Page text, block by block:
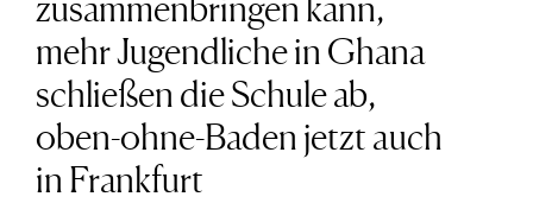
mehr Jugendliche in Ghana
schließen die Schule ab,
oben-ohne-Baden jetzt auch
in Frankfurt